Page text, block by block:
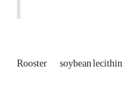
Rooster soybean lecithin